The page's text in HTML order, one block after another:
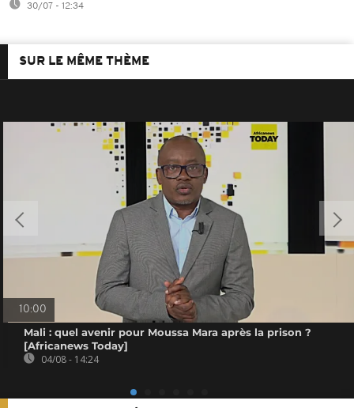
30/07 - 12:34
SUR LE MÊME THÈME
10:00
Mali : quel avenir pour Moussa Mara après la prison ?
[Africanews Today]
04/08 - 14:24